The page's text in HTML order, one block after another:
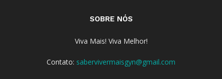
SOBRE NÓS
Viva Mais! Viva Melhor!
Contato: sabervivermaisgyn@gmail.com